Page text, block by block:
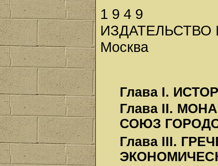
1 9 4 9
Москва
Глава I.
Глава II.
СОЮЗ
Глава III.